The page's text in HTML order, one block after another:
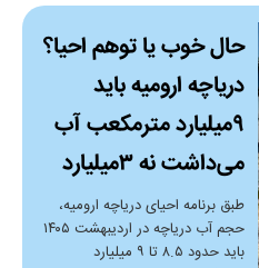
حال خوب یا توهم احیا؟
دریاچه ارومیه باید
۹میلیارد مترمکعب آب
می‌داشت نه ۳میلیارد
طبق برنامه احیای دریاچه ارومیه،
حجم آب دریاچه در اردیبهشت ۱۴۰۵
باید حدود ۸.۵ تا ۹ میلیارد